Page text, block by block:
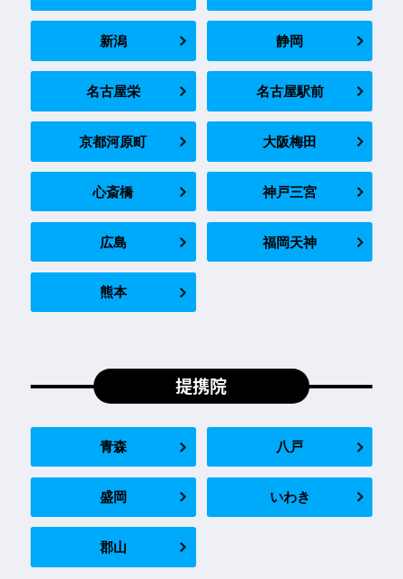
新潟 静岡
名古屋栄 名古屋駅前
京都河原町 大阪梅田
心斎橋 神戸三宮
広島 福岡天神
熊本
提携院
青森 八戸
盛岡 いわき
郡山